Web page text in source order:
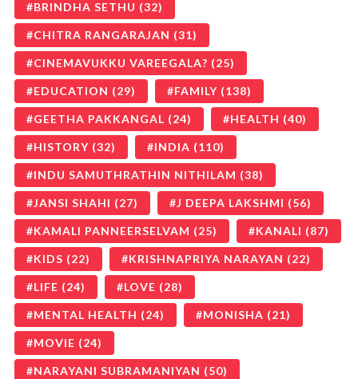
BRINDHA SETHU (32)
CHITRA RANGARAJAN (31)
CINEMAVUKKU VAREEGALA? (25)
EDUCATION (29) FAMILY (138)
GEETHA PAKKANGAL (24) HEALTH (40)
HISTORY (32) INDIA (110)
INDU SAMUTHRATHIN NITHILAM (38)
JANSI SHAHI (27) J DEEPA LAKSHMI (56)
KAMALI PANNEERSELVAM (25) KANALI (87)
KIDS (22) KRISHNAPRIYA NARAYAN (22)
LIFE (24) LOVE (28)
MENTAL HEALTH (24) MONISHA (21)
MOVIE (24)
NARAYANI SUBRAMANIYAN (50)